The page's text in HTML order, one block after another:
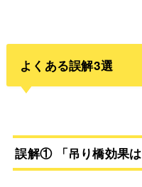
よくある誤解3選
誤解① 「吊り橋効果は